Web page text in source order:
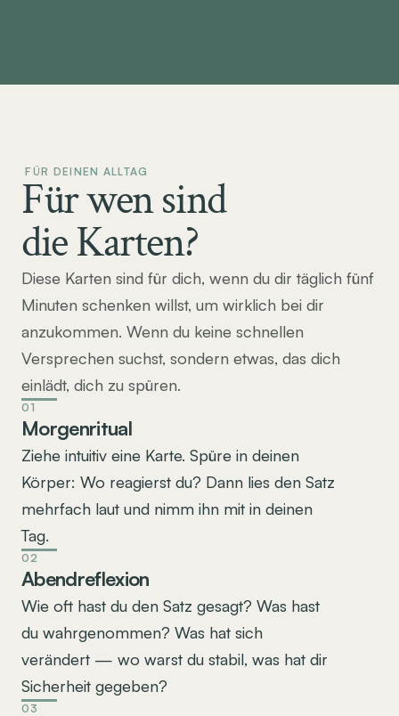
FÜR DEINEN ALLTAG
Für wen sind
die Karten?
Diese Karten sind für dich, wenn du dir täglich fünf
Minuten schenken willst, um wirklich bei dir
anzukommen. Wenn du keine schnellen
Versprechen suchst, sondern etwas, das dich
einlädt, dich zu spüren.
01
Morgenritual
Ziehe intuitiv eine Karte. Spüre in deinen
Körper: Wo reagierst du? Dann lies den Satz
mehrfach laut und nimm ihn mit in deinen
Tag.
02
Abendreflexion
Wie oft hast du den Satz gesagt? Was hast
du wahrgenommen? Was hat sich
verändert — wo warst du stabil, was hat dir
Sicherheit gegeben?
03